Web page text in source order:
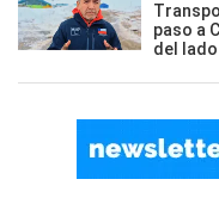
paso a
del